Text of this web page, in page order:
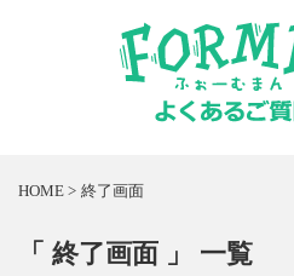
HOME > 終了画面
「 終了画面 」 一覧